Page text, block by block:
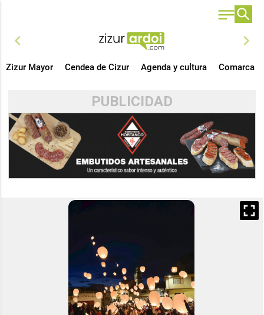
chevron_left chevron_right
Zizur Mayor Cendea de Cizur Agenda y cultura Comarca
PUBLICIDAD